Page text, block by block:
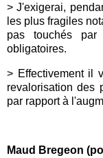
> J'exigerai,
les plus fragiles
pas touchés par
obligatoires.
> Effectivement il
revalorisation des
par rapport à
Maud Bregeon